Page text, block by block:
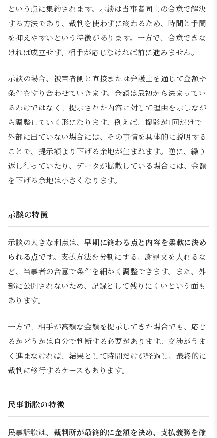
という点に集約されます。示談は当事者同士の合意で解決
する方法であり、裁判を使わずに終わるため、時間と手間
を抑えやすいという特徴があります。一方で、合意できな
ければ成立せず、相手が応じなければ前に進みません。
示談の場合、被害者側と直接または弁護士を通じて金額や
条件をすり合わせていきます。金額は最初から決まってい
るわけではなく、提示された内容に対して理由を示しなが
ら調整していく形になります。例えば、撮影が1回だけで
外部に出ていない場合には、その事情を具体的に説明する
ことで、提示額より下げる余地が生まれます。逆に、繰り
返し行っていたり、データが拡散している場合には、金額
を下げる余地は小さくなります。
示談の特徴
示談の大きな利点は、早期に終わる点と内容を柔軟に決め
られる点です。支払方法を分割にする、謝罪文を入れるな
ど、当事者の合意で条件を細かく調整できます。また、外
部に公開されないため、記録として残りにくいという面も
あります。
一方で、相手が高額な金額を提示してきた場合でも、応じ
るかどうかは自分で判断する必要があります。交渉がうま
く進まなければ、結果として時間だけが経過し、最終的に
裁判に移行するケースもあります。
民事訴訟の特徴
民事訴訟は、 裁判所が最終的に金額を決め、支払義務を確